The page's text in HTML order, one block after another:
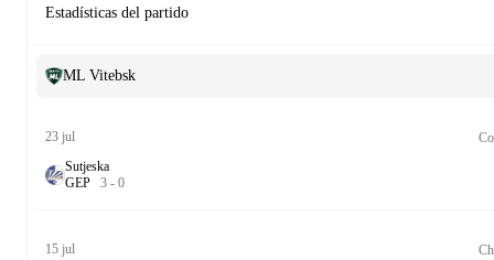
Estadísticas del partido
ML Vitebsk
23 jul
Sutjeska
GEP 3 - 0
15 jul